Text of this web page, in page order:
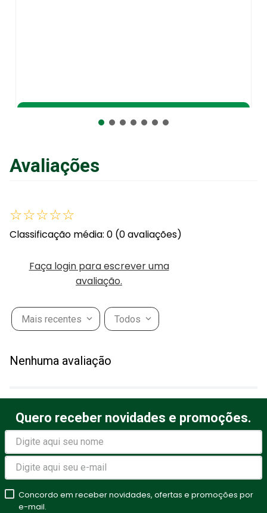
Avaliações
☆☆☆☆☆
Classificação média: 0 (0 avaliações)
Faça login para escrever uma
avaliação.
Mais recentes Todos
Nenhuma avaliação
Quero receber novidades e promoções.
Concordo em receber novidades, ofertas e promoções por
e-mail.